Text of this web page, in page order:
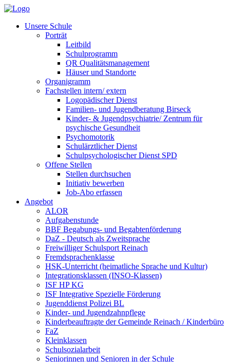
Unsere Schule
Porträt
Leitbild
Schulprogramm
QR Qualitätsmanagement
Häuser und Standorte
Organigramm
Fachstellen intern/ extern
Logopädischer Dienst
Familien- und Jugendberatung Birseck
Kinder- & Jugendpsychiatrie/ Zentrum für
psychische Gesundheit
Psychomotorik
Schulärztlicher Dienst
Schulpsychologischer Dienst SPD
Offene Stellen
Stellen durchsuchen
Initiativ bewerben
Job-Abo erfassen
Angebot
ALOR
Aufgabenstunde
BBF Begabungs- und Begabtenförderung
DaZ - Deutsch als Zweitsprache
Freiwilliger Schulsport Reinach
Fremdsprachenklasse
HSK-Unterricht (heimatliche Sprache und Kultur)
Integrationsklassen (INSO-Klassen)
ISF HP KG
ISF Integrative Spezielle Förderung
Jugenddienst Polizei BL
Kinder- und Jugendzahnpflege
Kinderbeauftragte der Gemeinde Reinach / Kinderbüro
FaZ
Kleinklassen
Schulsozialarbeit
Seniorinnen und Senioren in der Schule